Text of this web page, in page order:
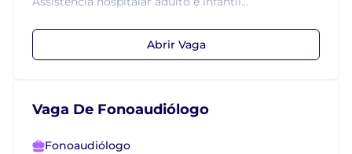
Abrir Vaga
Vaga De Fonoaudiólogo
Fonoaudiólogo